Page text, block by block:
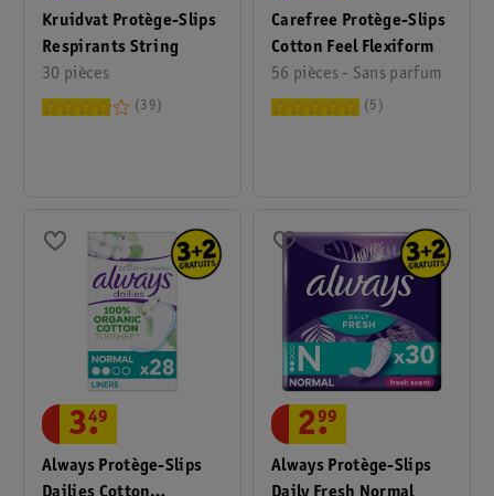
Kruidvat Protège-Slips
Respirants String
30 pièces
39
Carefree Protège-Slips
Cotton Feel Flexiform
56 pièces - Sans parfum
5
Always Protège-Slips
3.
49
Always Protège-Slips
2.
99